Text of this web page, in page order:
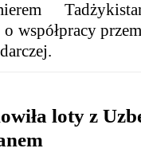
współpracy
loty z